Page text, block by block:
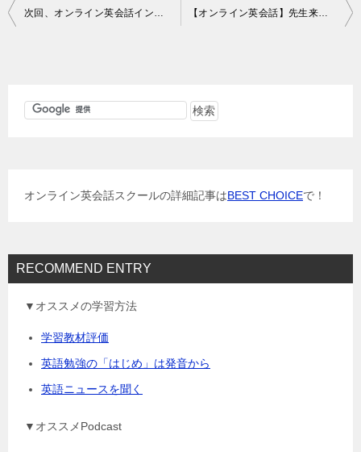
投
オンライン英会話スクールの詳細記事はBEST CHOICEで！
RECOMMEND ENTRY
▼オススメの学習方法
学習教材評価
英語勉強の「はじめ」は発音から
英語ニュースを聞く
▼オススメPodcast